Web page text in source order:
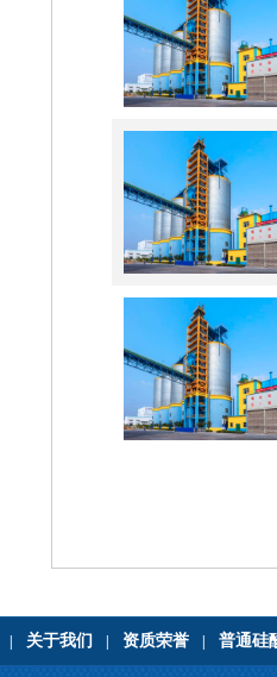
关于我们 资质荣誉 普通硅